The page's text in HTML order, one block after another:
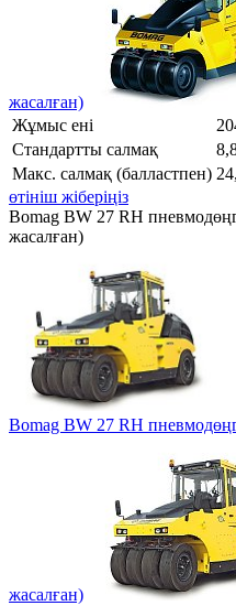
жасалған)
Жұмыс ені
Стандартты салмақ
Макс. салмақ (балластпен)
өтініш жіберіңіз
Bomag BW 27 RH
жасалған)
Bomag BW 27 RH
жасалған)